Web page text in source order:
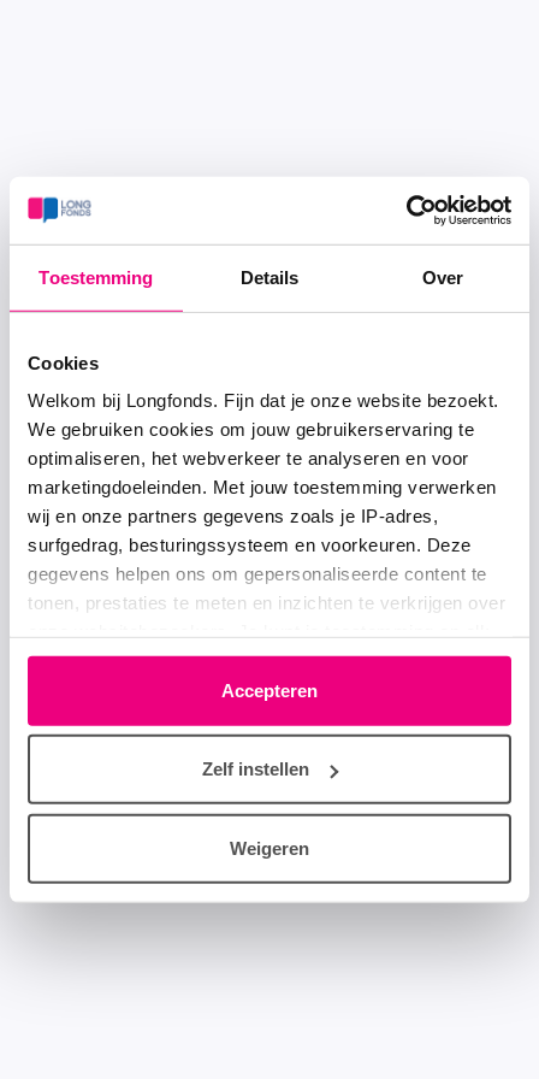
Toestemming Details Over
Cookies
Welkom bij Longfonds. Fijn dat je onze website bezoekt.
We gebruiken cookies om jouw gebruikerservaring te
optimaliseren, het webverkeer te analyseren en voor
marketingdoeleinden. Met jouw toestemming verwerken
wij en onze partners gegevens zoals je IP-adres,
surfgedrag, besturingssysteem en voorkeuren. Deze
gegevens helpen ons om gepersonaliseerde content te
tonen, prestaties te meten en inzichten te verkrijgen over
moment wijzigen of intrekken via het cookie-icoontje
linksonder elke pagina. De lijst met partners is te vinden
in het tabblad “details”.
Accepteren
Zelf instellen
Weigeren